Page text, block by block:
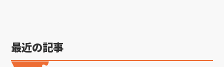
最近の記事